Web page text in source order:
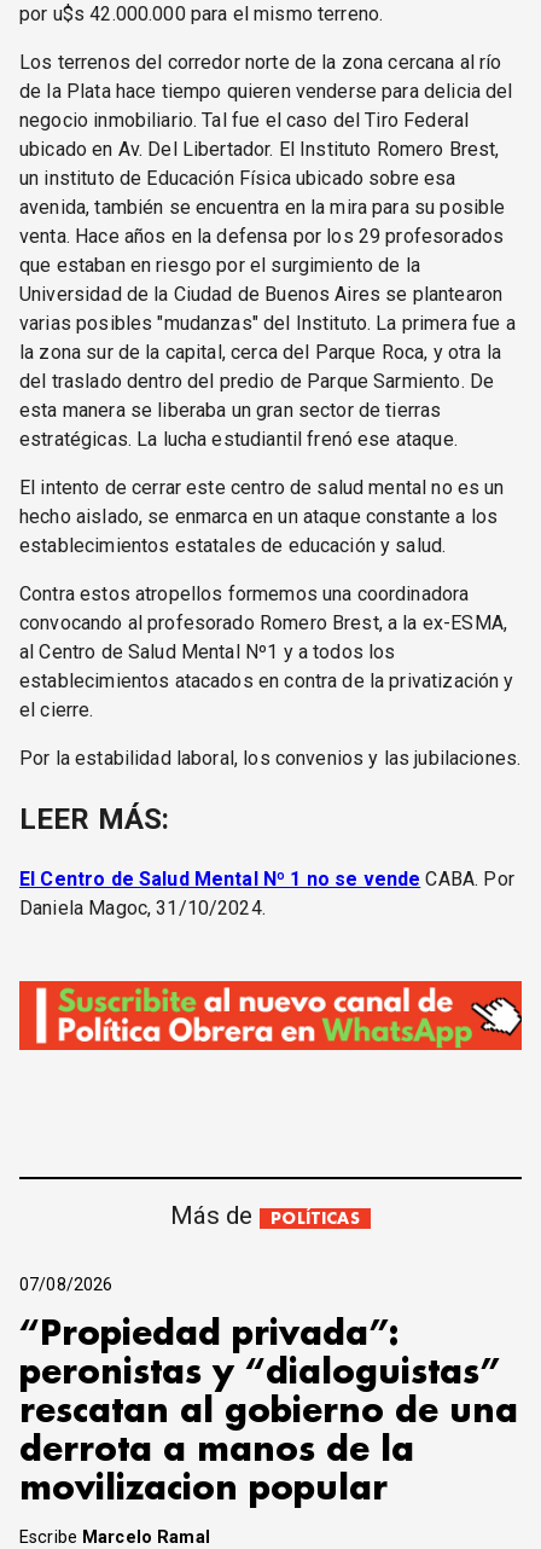
por u$s 42.000.000 para el mismo terreno.
Los terrenos del corredor norte de la zona cercana al río
de la Plata hace tiempo quieren venderse para delicia del
negocio inmobiliario. Tal fue el caso del Tiro Federal
ubicado en Av. Del Libertador. El Instituto Romero Brest,
un instituto de Educación Física ubicado sobre esa
avenida, también se encuentra en la mira para su posible
venta. Hace años en la defensa por los 29 profesorados
que estaban en riesgo por el surgimiento de la
Universidad de la Ciudad de Buenos Aires se plantearon
varias posibles "mudanzas" del Instituto. La primera fue a
la zona sur de la capital, cerca del Parque Roca, y otra la
del traslado dentro del predio de Parque Sarmiento. De
esta manera se liberaba un gran sector de tierras
estratégicas. La lucha estudiantil frenó ese ataque.
El intento de cerrar este centro de salud mental no es un
hecho aislado, se enmarca en un ataque constante a los
establecimientos estatales de educación y salud.
Contra estos atropellos formemos una coordinadora
convocando al profesorado Romero Brest, a la ex-ESMA,
al Centro de Salud Mental Nº1 y a todos los
establecimientos atacados en contra de la privatización y
el cierre.
Por la estabilidad laboral, los convenios y las jubilaciones.
LEER MÁS:
El Centro de Salud Mental Nº 1 no se vende CABA. Por
Daniela Magoc, 31/10/2024.
Más de POLÍTICAS
07/08/2026
“Propiedad privada”:
peronistas y “dialoguistas”
rescatan al gobierno de una
derrota a manos de la
movilizacion popular
Escribe Marcelo Ramal